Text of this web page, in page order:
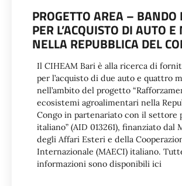
PROGETTO AREA – BANDO
PER L’ACQUISTO DI AUTO E
NELLA REPUBBLICA DEL
Il CIHEAM Bari è alla ricerca di
per l’acquisto di due auto e quattro
nell’ambito del progetto
ecosistemi agroalimentari nella
Congo in partenariato con il settore
italiano” (AID 013261), finanziato dal
degli Affari Esteri e della
Internazionale (MAECI) italiano.
informazioni sono disponibili ici